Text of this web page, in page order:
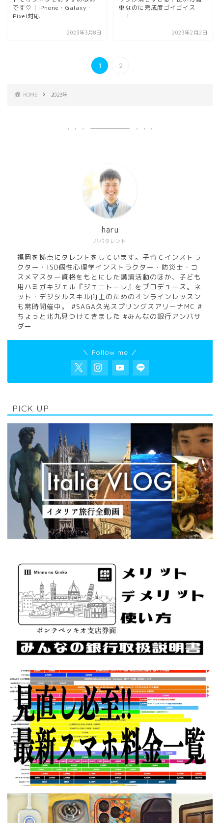
です♡｜iPhone・Galaxy・
Pixel対応
2023年3月8日
単なのに完成度ゴイゴイス
ー！
2023年2月2日
1 2
HOME 2023年
パパタレント
haru
福岡を拠点にタレントをしています。子育てインストラ
クター・ISD個性心理学インストラクター・防災士・コ
スメマスター資格をもとにした講演活動のほか、子ども
用ハミガキジェル『ジェニトーレ』をプロデュース。ネ
ット・デジタルスキル向上のためのオンラインレッスン
も常時開催中。 #SAGA久光スプリングスアリーナMC #
ちょっと北九見つけてきました #みんなの銀行アンバサ
ダー
＼ Follow me ／
PICK UP